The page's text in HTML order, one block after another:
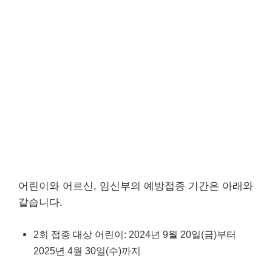
어린이와 어르신, 임신부의 예방접종 기간은 아래와
같습니다.
2회 접종 대상 어린이: 2024년 9월 20일(금)부터
2025년 4월 30일(수)까지